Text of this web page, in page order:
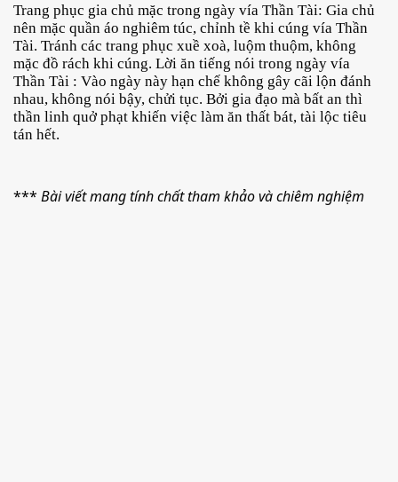
Trang phục gia chủ mặc trong ngày vía Thần Tài: Gia chủ
nên mặc quần áo nghiêm túc, chỉnh tề khi cúng vía Thần
Tài. Tránh các trang phục xuề xoà, luộm thuộm, không
mặc đồ rách khi cúng. Lời ăn tiếng nói trong ngày vía
Thần Tài : Vào ngày này hạn chế không gây cãi lộn đánh
nhau, không nói bậy, chửi tục. Bởi gia đạo mà bất an thì
thần linh quở phạt khiến việc làm ăn thất bát, tài lộc tiêu
tán hết.
*** Bài viết mang tính chất tham khảo và chiêm nghiệm